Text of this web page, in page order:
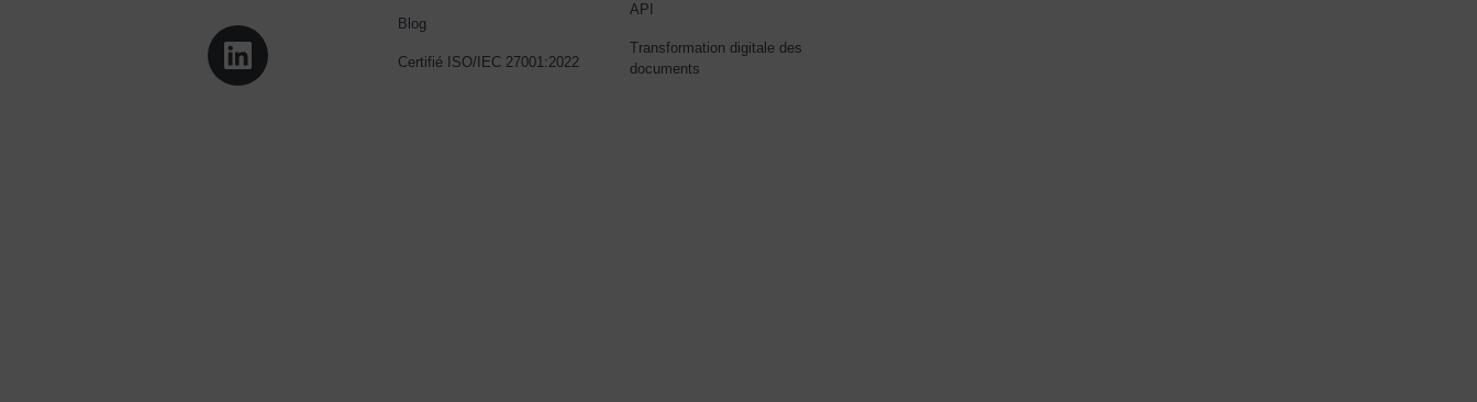
Blog
Certifié ISO/IEC 27001:2022
API
Transformation digitale des
documents